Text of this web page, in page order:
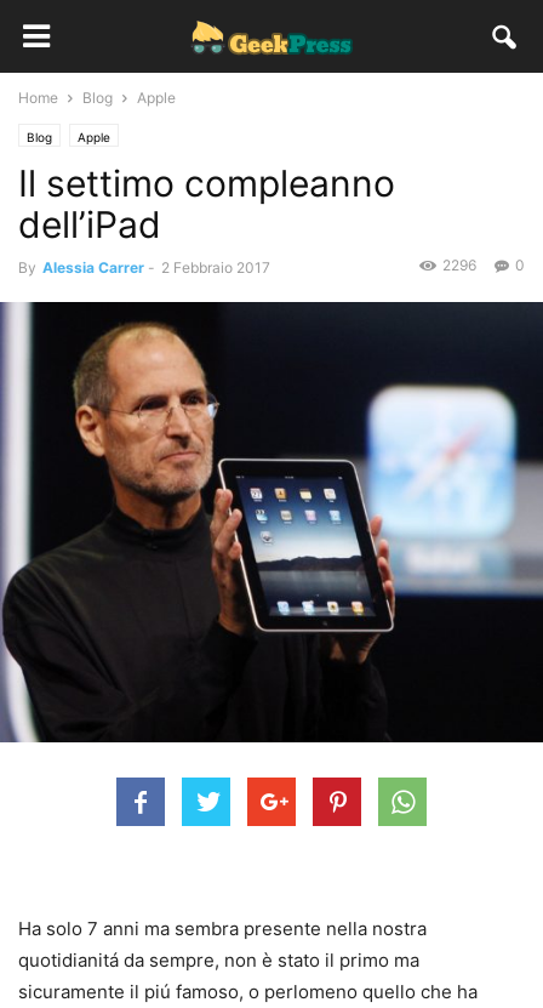
Home Blog Apple
Blog Apple
Il settimo compleanno
dell’iPad
By Alessia Carrer - 2 Febbraio 2017 0
2296
Ha solo 7 anni ma sembra presente nella nostra
quotidianitá da sempre, non è stato il primo ma
sicuramente il piú famoso, o perlomeno quello che ha